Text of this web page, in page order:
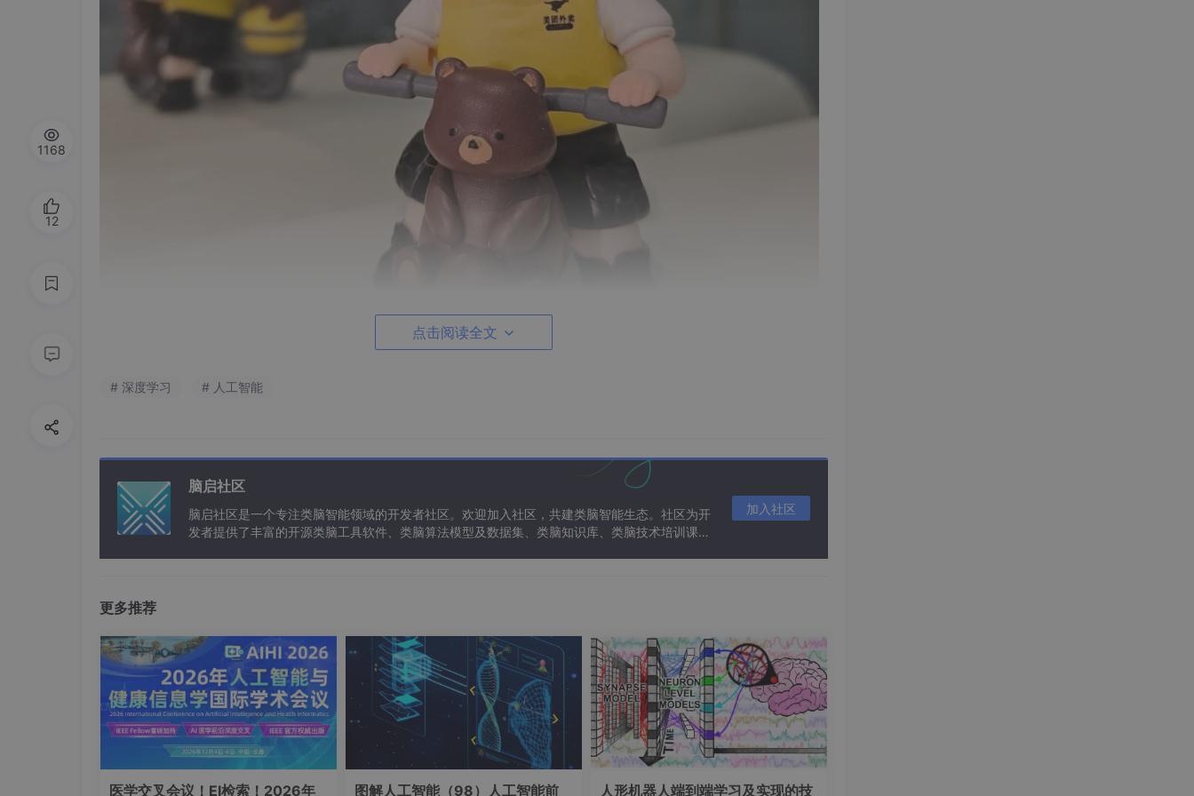
[1]罗建坤.基于深度学习的包裹检测追踪计数系统的研究设计[D].华南理工大学,2020.DOI:10.27151/d.cnki.ghnlu.20
20.001129.
1、Background and Motivation
2、Related Work
3、Advantages / Contributions
4、Method
4.1、包裹检测追踪系统的总体方案设计
4.2、深度学习目标检测研究
4.3、运动目标跟踪方法研究
点击阅读全文
# 深度学习 # 人工智能
脑启社区
脑启社区是一个专注类脑智能领域的开发者社区。欢迎加入社区，共建类脑智能生态。社区为开
发者提供了丰富的开源类脑工具软件、类脑算法模型及数据集、类脑知识库、类脑技术培训课程
加入社区
更多推荐
医学交叉会议！EI检索！2026年
图解人工智能（98）人工智能前
人形机器人端到端学习及实现的技
1168
12